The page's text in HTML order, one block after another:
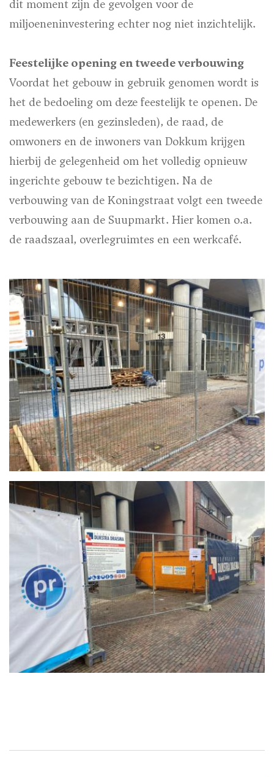
dit moment zijn de gevolgen voor de
miljoeneninvestering echter nog niet inzichtelijk.
Feestelijke opening en tweede verbouwing
Voordat het gebouw in gebruik genomen wordt is
het de bedoeling om deze feestelijk te openen. De
medewerkers (en gezinsleden), de raad, de
omwoners en de inwoners van Dokkum krijgen
hierbij de gelegenheid om het volledig opnieuw
ingerichte gebouw te bezichtigen. Na de
verbouwing van de Koningstraat volgt een tweede
verbouwing aan de Suupmarkt. Hier komen o.a.
de raadszaal, overlegruimtes en een werkcafé.